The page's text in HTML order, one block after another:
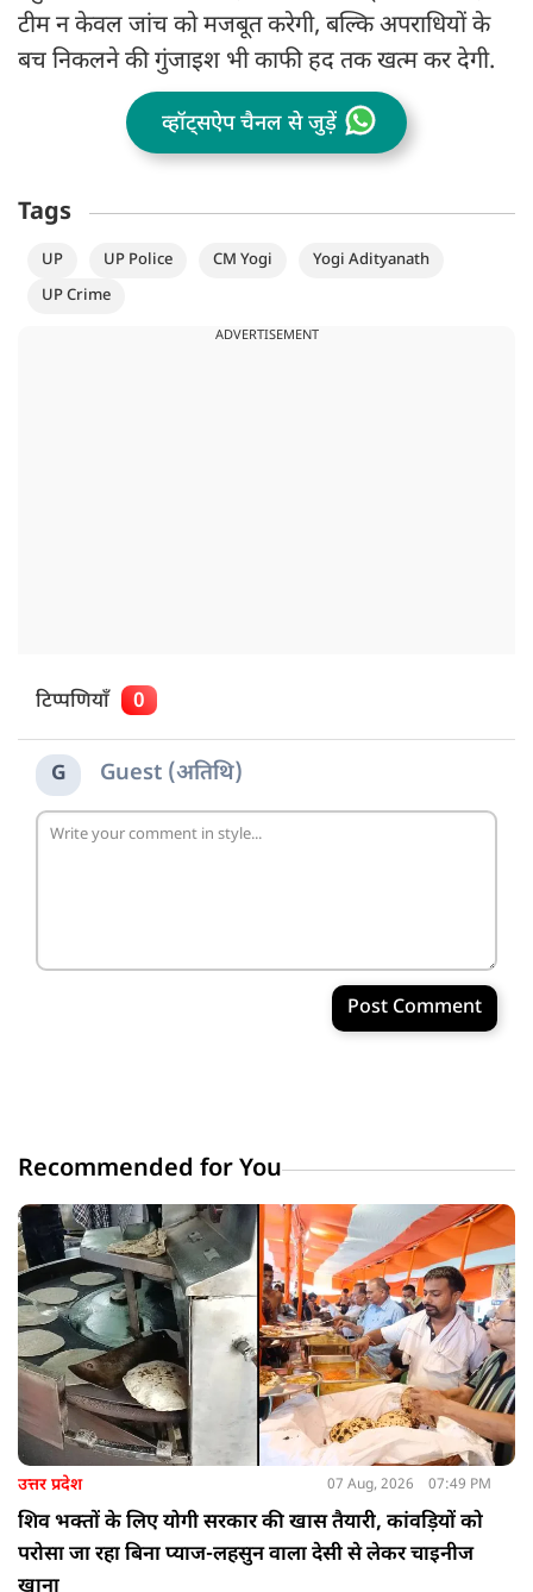
टीम न केवल जांच को मजबूत करेगी, बल्कि अपराधियों के
बच निकलने की गुंजाइश भी काफी हद तक खत्म कर देगी.
व्हॉट्सऐप चैनल से जुड़ें
Tags
UP UP Police CM Yogi
Yogi Adityanath
UP Crime
ADVERTISEMENT
टिप्पणियाँ 0
G Guest (अतिथि)
Post Comment
Recommended for You
उत्तर प्रदेश 07 Aug, 2026 07:49 PM
शिव भक्तों के लिए योगी सरकार की खास तैयारी, कांवड़ियों को
परोसा जा रहा बिना प्याज-लहसुन वाला देसी से लेकर चाइनीज
खाना